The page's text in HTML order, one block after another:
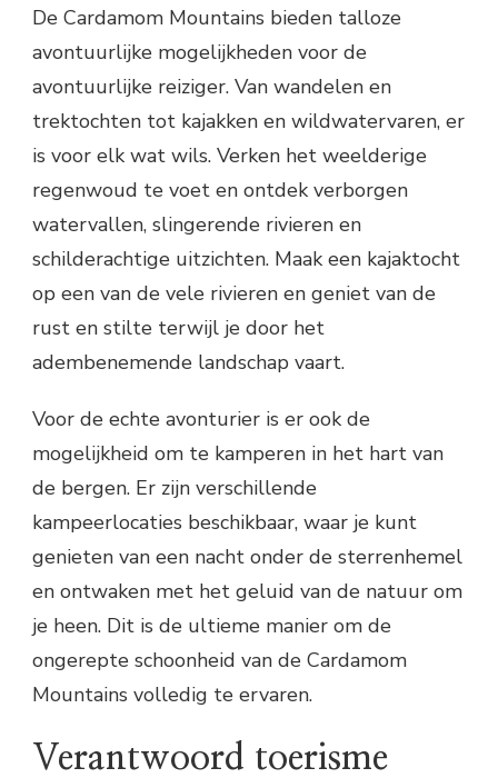
De Cardamom Mountains bieden talloze
avontuurlijke mogelijkheden voor de
avontuurlijke reiziger. Van wandelen en
trektochten tot kajakken en wildwatervaren, er
is voor elk wat wils. Verken het weelderige
regenwoud te voet en ontdek verborgen
watervallen, slingerende rivieren en
schilderachtige uitzichten. Maak een kajaktocht
op een van de vele rivieren en geniet van de
rust en stilte terwijl je door het
adembenemende landschap vaart.
Voor de echte avonturier is er ook de
mogelijkheid om te kamperen in het hart van
de bergen. Er zijn verschillende
kampeerlocaties beschikbaar, waar je kunt
genieten van een nacht onder de sterrenhemel
en ontwaken met het geluid van de natuur om
je heen. Dit is de ultieme manier om de
ongerepte schoonheid van de Cardamom
Mountains volledig te ervaren.
Verantwoord toerisme